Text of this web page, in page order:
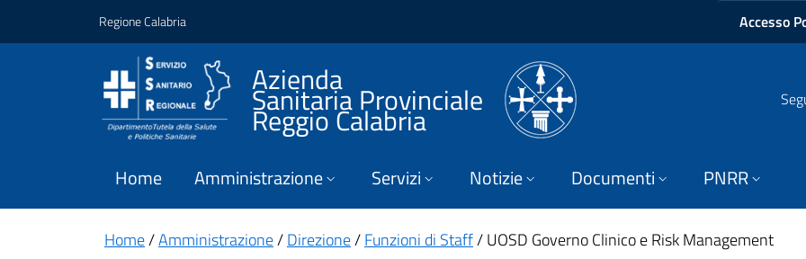
Regione Calabria Accesso
Azienda
Sanitaria Provinciale
Reggio Calabria
Home Amministrazione Servizi Notizie Documenti PNRR
Home/Amministrazione/Direzione/Funzioni di Staff/ UOSD Governo Clinico e Risk Management